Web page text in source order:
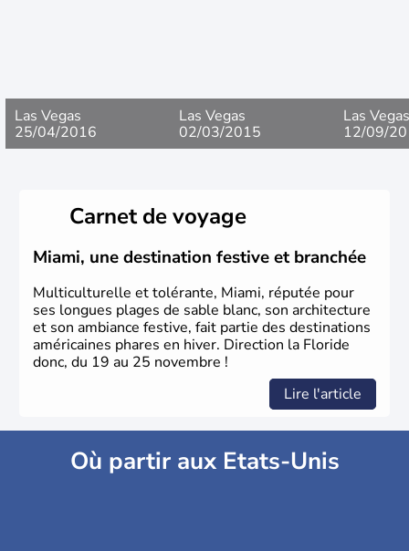
Las Vegas
25/04/2016
Las Vegas
02/03/2015
Las Vegas
12/09/
Carnet de voyage
Miami, une destination festive et branchée
Multiculturelle et tolérante, Miami, réputée pour
ses longues plages de sable blanc, son architecture
et son ambiance festive, fait partie des destinations
américaines phares en hiver. Direction la Floride
donc, du 19 au 25 novembre !
Lire l'article
Où partir aux Etats-Unis